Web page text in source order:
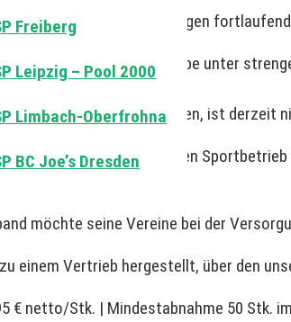
Freiberg
Leipzig – Pool 2000
Limbach-Oberfrohna
BC Joe’s Dresden
bzgl. der Lockerungen
der Gastronomiebetriebe unter
davon betroffen sein.
wieder öffnen dürfen, ist derzeit
zum Widereinstieg in den
möchte seine Vereine bei der
einem Vertrieb hergestellt, über den
€ netto/Stk. | Mindestabnahme 50 Stk.